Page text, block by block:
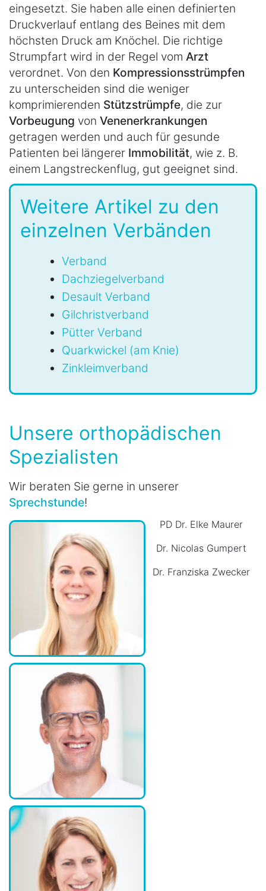
eingesetzt. Sie haben alle einen definierten
Druckverlauf entlang des Beines mit dem
höchsten Druck am Knöchel. Die richtige
Strumpfart wird in der Regel vom Arzt
verordnet. Von den Kompressionsstrümpfen
zu unterscheiden sind die weniger
komprimierenden Stützstrümpfe, die zur
Vorbeugung von Venenerkrankungen
getragen werden und auch für gesunde
Patienten bei längerer Immobilität, wie z. B.
einem Langstreckenflug, gut geeignet sind.
Weitere Artikel zu den
einzelnen Verbänden
Verband
Dachziegelverband
Desault Verband
Gilchristverband
Pütter Verband
Quarkwickel (am Knie)
Zinkleimverband
Unsere orthopädischen
Spezialisten
Wir beraten Sie gerne in unserer
Sprechstunde!
PD Dr. Elke Maurer
Dr. Nicolas Gumpert
Dr. Franziska Zwecker